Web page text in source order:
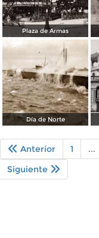
Plaza de Armas
Día de Norte
Anterior 1 ...
Siguiente